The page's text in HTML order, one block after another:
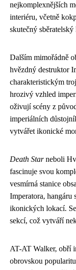
nejkomplexnějších
interiéru, včetně
skutečný sběratelský
Dalším mimořádně
hvězdný destruktor
charakteristickým
hrozivý vzhled
oživují scény z
imperiálních
vytvářet ikonické
Death Starneboli
fascinuje svou
vesmírná stanice
Imperatora, hangáru
ikonických lokací.
sekcí, což vytváří
AT-AT Walker, obří
obrovskou